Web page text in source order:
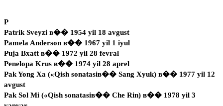
P
Patrik Sveyzi в�� 1954 yil 18 avgust
Pamela Anderson в�� 1967 yil 1 iyul
Puja Bxatt в�� 1972 yil 28 fevral
Penelopa Krus в�� 1974 yil 28 aprel
Pak Yong Xa («Qish sonatasiв�� Sang Xyuk) в�� 1977 yil 12
avgust
Pak Sol Mi («Qish sonatasiв�� Che Rin) в�� 1978 yil 3